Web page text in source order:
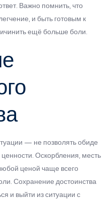
Важно помнить, что
и быть готовым к
ещё больше боли.
— не позволять обиде
Оскорбления, месть
ценой чаще всего
Сохранение достоинства
и выйти из ситуации с